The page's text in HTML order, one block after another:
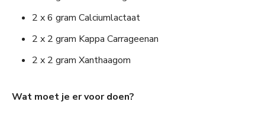
2 x 6 gram Calciumlactaat
2 x 2 gram Kappa Carrageenan
2 x 2 gram Xanthaagom
Wat moet je er voor doen?